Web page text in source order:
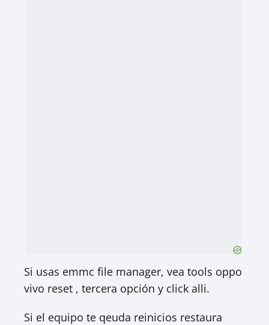
Si usas emmc file manager, vea tools oppo
vivo reset , tercera opción y click alli.
Si el equipo te qeuda reinicios restaura